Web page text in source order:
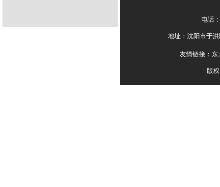
电话
地址：沈阳市于
友情链接： 东
版